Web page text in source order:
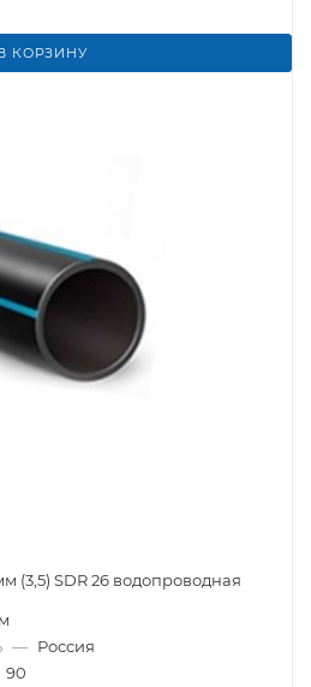
КОРЗИНУ
(3,5) SDR 26 водопроводная
— Россия
90